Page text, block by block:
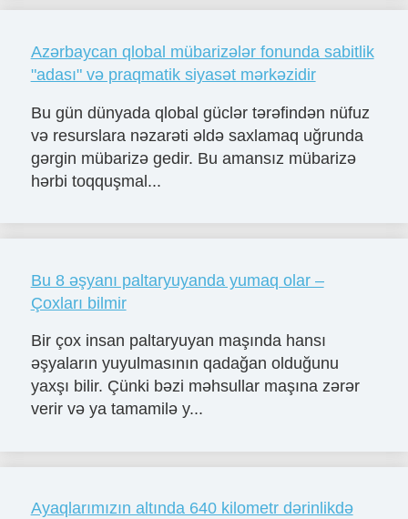
Azərbaycan qlobal mübarizələr fonunda sabitlik
"adası" və praqmatik siyasət mərkəzidir
Bu gün dünyada qlobal güclər tərəfindən nüfuz
və resurslara nəzarəti əldə saxlamaq uğrunda
gərgin mübarizə gedir. Bu amansız mübarizə
hərbi toqquşmal...
Bu 8 əşyanı paltaryuyanda yumaq olar –
Çoxları bilmir
Bir çox insan paltaryuyan maşında hansı
əşyaların yuyulmasının qadağan olduğunu
yaxşı bilir. Çünki bəzi məhsullar maşına zərər
verir və ya tamamilə y...
Ayaqlarımızın altında 640 kilometr dərinlikdə